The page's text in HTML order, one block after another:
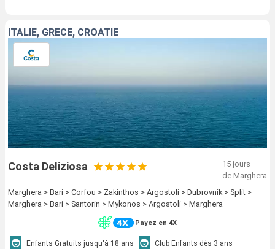
ITALIE, GRÈCE, CROATIE
Costa Deliziosa
15 jours
de Marghera
Marghera > Bari > Corfou > Zakinthos > Argostoli > Dubrovnik > Split >
Marghera > Bari > Santorin > Mykonos > Argostoli > Marghera
Payez en 4X
Enfants Gratuits jusqu'à 18 ans
Club Enfants dès 3 ans